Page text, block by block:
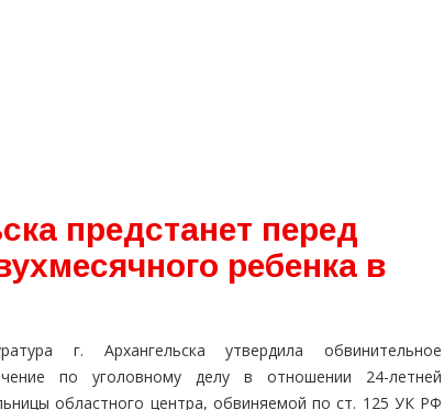
предстанет перед
ребенка в
г. Архангельска утвердила обвинительное
по уголовному делу в отношении 24-летней
областного центра, обвиняемой по ст. 125 УК РФ